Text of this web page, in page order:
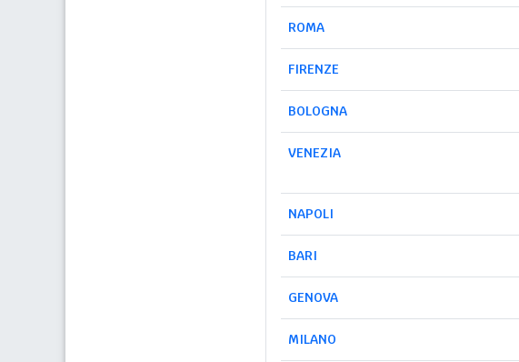
ROMA
FIRENZE
BOLOGNA
VENEZIA
NAPOLI
BARI
GENOVA
MILANO